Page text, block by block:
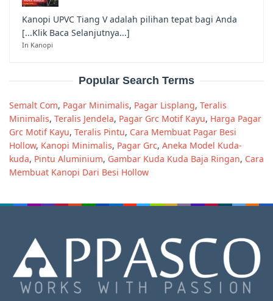
Kanopi UPVC Tiang V adalah pilihan tepat bagi Anda
[...Klik Baca Selanjutnya...]
In Kanopi
Popular Search Terms
Semalt Com, Pagar Minimalis, Pagar Lisplang, Teralis
Minimalis, Teralis Jendela, Pagar Grc Motif Kayu, Harga Pagar
Grc Motif Kayu, Teralis Pintu, Cara Membuat Pagar Besi
Hollow, Kanopi Minimalis, Pagar Grc, Aneka Model Kuda-
kuda, Pintu Aluminium, Gambar Kuda Kuda Baja Ringan, Cara
Membuat Kanopi Dari Besi Hollow